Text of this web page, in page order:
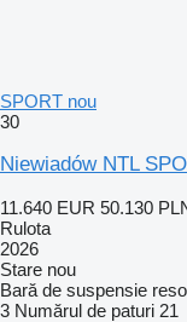
SPORT nou
30
Niewiadów NTL
11.640 EUR 50.130
Rulota
2026
Stare nou
Bară de suspensie
3 Numărul de paturi 21